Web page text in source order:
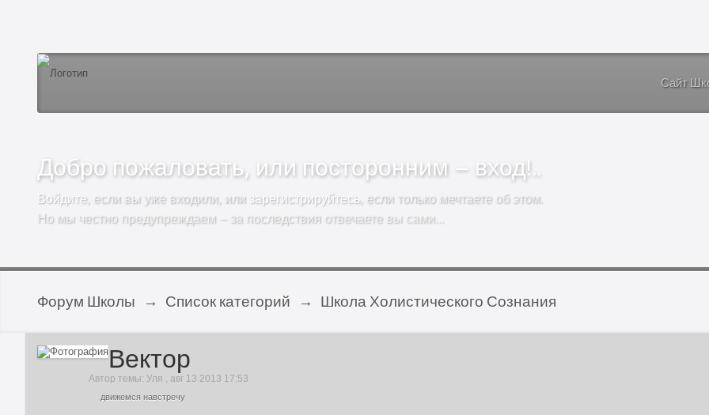
Сайт
Добро пожаловать, или посторонним – вход!..
Войдите, если вы уже входили, или зарегистрируйтесь, если только мечтаете об этом.
Но мы честно предупреждаем – за последствия отвечаете вы сами…
Форум Школы → Список категорий → Школа Холистического Сознания
Вектор
Автор темы: Уля , авг 13 2013 17:53
движемся навстречу